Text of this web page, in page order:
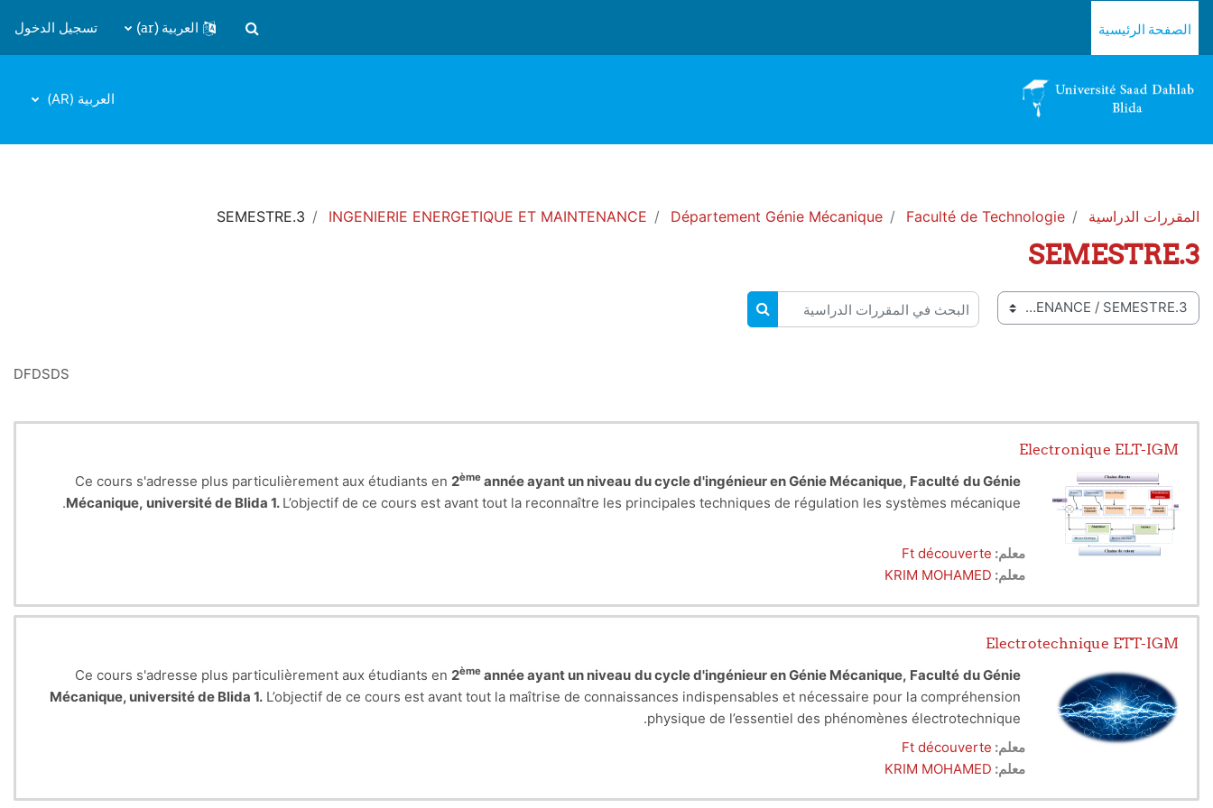
الصفحة الرئيسية
تبديل إدخال البحث
العربية ‎(ar)‎ تسجيل الدخول
العربية ‎(AR)‎
المقررات الدراسية Faculté de Technologie
Département Génie Mécanique
INGENIERIE ENERGETIQUE ET MAINTENANCE
SEMESTRE.3
SEMESTRE.3
المقررات
البحث في المقررات الدراسية
البحث في المقررات الدراسية
DFDSDS
Electronique ELT-IGM
Ce cours s'adresse plus particulièrement aux étudiants en 2ème année ayant un niveau du cycle d'ingénieur en Génie Mécanique, Faculté du Génie
Mécanique, université de Blida 1. L’objectif de ce cours est avant tout la reconnaître les principales techniques de régulation les systèmes mécanique.
معلم: Ft découverte
معلم: KRIM MOHAMED
Electrotechnique ETT-IGM
Ce cours s'adresse plus particulièrement aux étudiants en 2ème année ayant un niveau du cycle d'ingénieur en Génie Mécanique, Faculté du Génie
Mécanique, université de Blida 1. L’objectif de ce cours est avant tout la maîtrise de connaissances indispensables et nécessaire pour la compréhension
physique de l’essentiel des phénomènes électrotechnique.
معلم: Ft découverte
معلم: KRIM MOHAMED